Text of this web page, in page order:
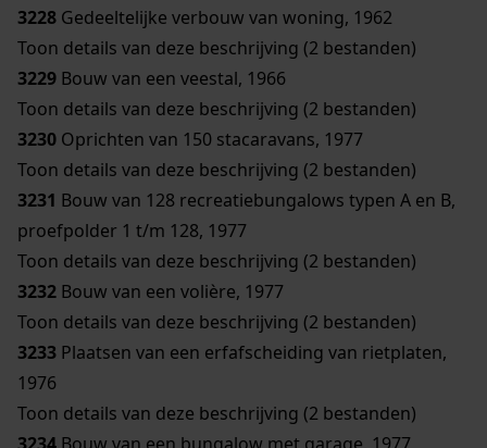
3228 Gedeeltelijke verbouw van woning, 1962
Toon details van deze beschrijving (2 bestanden)
3229 Bouw van een veestal, 1966
Toon details van deze beschrijving (2 bestanden)
3230 Oprichten van 150 stacaravans, 1977
Toon details van deze beschrijving (2 bestanden)
3231 Bouw van 128 recreatiebungalows typen A en B,
proefpolder 1 t/m 128, 1977
Toon details van deze beschrijving (2 bestanden)
3232 Bouw van een volière, 1977
Toon details van deze beschrijving (2 bestanden)
3233 Plaatsen van een erfafscheiding van rietplaten,
1976
Toon details van deze beschrijving (2 bestanden)
3234 Bouw van een bungalow met garage, 1977